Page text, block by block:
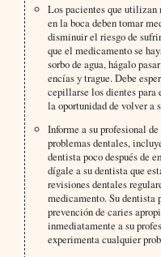
Los pacientes que utilizan
en la boca deben tomar
disminuir el riesgo de
que el medicamento se
sorbo de agua, hágalo
encías y trague. Debe
cepillarse los dientes para
la oportunidad de volver a
Informe a su profesional
problemas dentales,
dentista poco después de
dígale a su dentista que
revisiones dentales
medicamento. Su dentista
prevención de caries
inmediatamente a su
experimenta cualquier